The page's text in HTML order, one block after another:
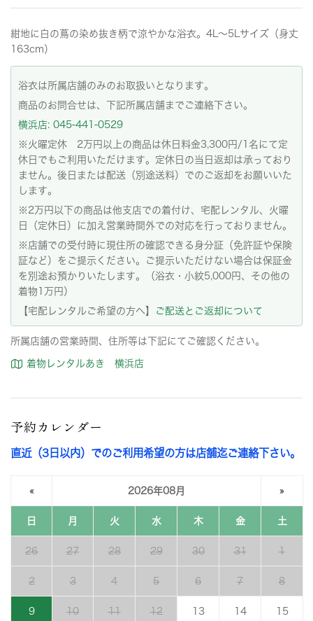
紺地に白の蔦の染め抜き柄で涼やかな浴衣。4L～5Lサイズ（身丈
163cm）
浴衣は所属店舗のみのお取扱いとなります。
商品のお問合せは、下記所属店舗までご連絡下さい。
横浜店: 045-441-0529
※火曜定休 2万円以上の商品は休日料金3,300円/1名にて定
休日でもご利用いただけます。定休日の当日返却は承っており
ません。後日または配送（別途送料）でのご返却をお願いいた
します。
※2万円以下の商品は他支店での着付け、宅配レンタル、火曜
日（定休日）に加え営業時間外での対応を行っておりません。
※店舗での受付時に現住所の確認できる身分証（免許証や保険
証など）をご提示ください。ご提示いただけない場合は保証金
を別途お預かりいたします。（浴衣・小紋5,000円、その他の
着物1万円）
【宅配レンタルご希望の方へ】
ご配送とご返却について
所属店舗の営業時間、住所等は下記にてご確認ください。
着物レンタルあき 横浜店
予約カレンダー
直近（3日以内）でのご利用希望の方は店舗迄ご連絡下さい。
« 2026年08月 »
日 月 火 水 木 金 土
26 27 28 29 30 31 1
2 3 4 5 6 7 8
9 10 11 12 13 14 15